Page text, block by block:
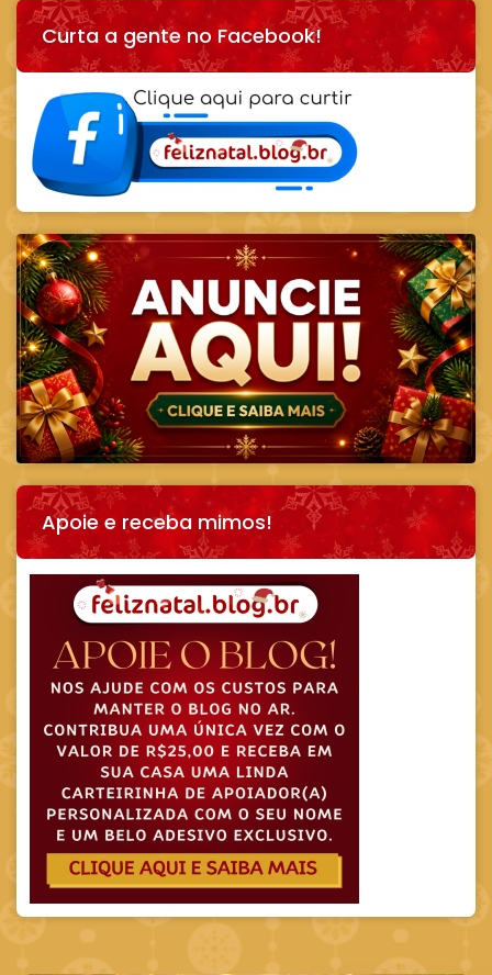
Curta a gente no Facebook!
Apoie e receba mimos!